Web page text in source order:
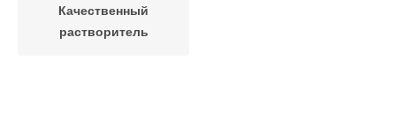
Качественный
растворитель